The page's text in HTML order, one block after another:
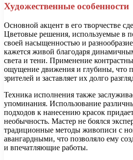
Художественные особенности
Основной акцент в его творчестве
Цветовые решения, используемые в
своей насыщенностью и
кажется живой благодаря
света и тени. Применение
ощущение движения и глубины, что
зрителей и заставляет их долго
Техника исполнения также
упоминания. Использование
подходов к нанесению красок
необычность. Мастер не боялся
традиционные методы живописи с
авангардными, что позволяло ему
и впечатляющие работы.